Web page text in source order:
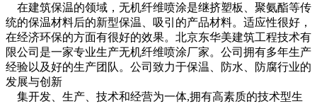
在建筑保温的领域，无机纤维喷涂是继挤塑板、聚氨酯等传
统的保温材料后的新型保温、吸引的产品材料。适应性很好，
在经济环保的方面有很好的效果。北京东华美建筑工程技术有
限公司是一家专业生产无机纤维喷涂厂家。公司拥有多年生产
经验以及好的生产团队。公司致力于保温、防水、防腐行业的
发展与创新
集开发、生产、技术和经营为一体,拥有高素质的技术型生